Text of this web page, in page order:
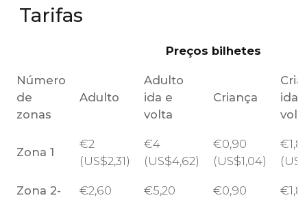
Tarifas
Preços bilhetes
Número
de
zonas
Adulto
Adulto
ida e
volta
Criança
ida
Zona 1
€2
(US$2,31)
€4
(US$4,62)
€0,90
(US$1,04)
€
(
Zona 2-
€2,60
€5,20
€0,90
€